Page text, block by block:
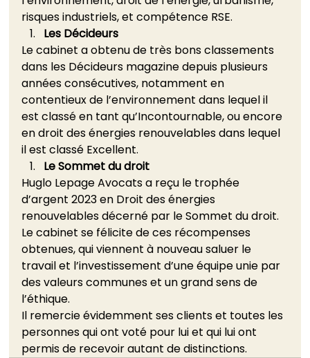
risques industriels, et compétence RSE.
Les Décideurs
Le cabinet a obtenu de très bons classements
dans les Décideurs magazine depuis plusieurs
années consécutives, notamment en
contentieux de l’environnement dans lequel il
est classé en tant qu’Incontournable, ou encore
en droit des énergies renouvelables dans lequel
il est classé Excellent.
Le Sommet du droit
Huglo Lepage Avocats a reçu le trophée
d’argent 2023 en Droit des énergies
renouvelables décerné par le Sommet du droit.
Le cabinet se félicite de ces récompenses
obtenues, qui viennent à nouveau saluer le
travail et l’investissement d’une équipe unie par
des valeurs communes et un grand sens de
l’éthique.
Il remercie évidemment ses clients et toutes les
personnes qui ont voté pour lui et qui lui ont
permis de recevoir autant de distinctions.